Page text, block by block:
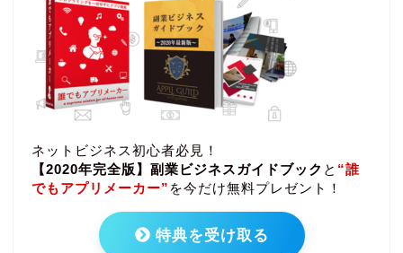
ネットビジネス初心者必見！
【2020年完全版】副業ビジネスガイドブック と “誰
でもアプリメーカー” を今だけ無料プレゼント！
特典を受け取る